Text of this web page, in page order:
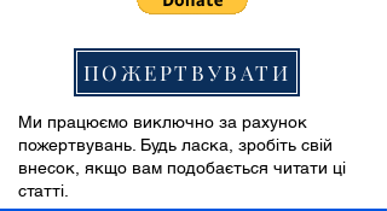
ПОЖЕРТВУВАТИ
Ми працюємо виключно за рахунок
пожертвувань. Будь ласка, зробіть свій
внесок, якщо вам подобається читати ці
статті.